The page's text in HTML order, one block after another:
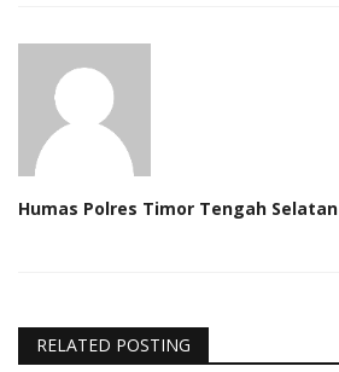
Humas Polres Timor Tengah Selatan
RELATED POSTING